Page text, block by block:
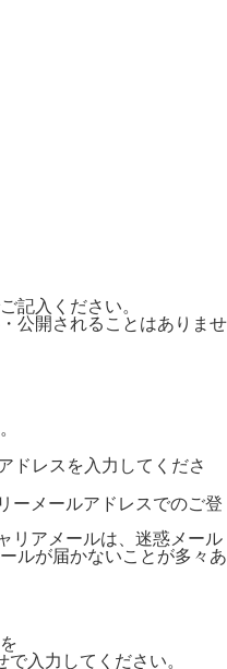
記入ください。
公開されることはありませ
ドレスを入力してくださ
ーメールアドレスでのご登
リアメールは、迷惑メール
ルが届かないことが多々あ
入力してください。